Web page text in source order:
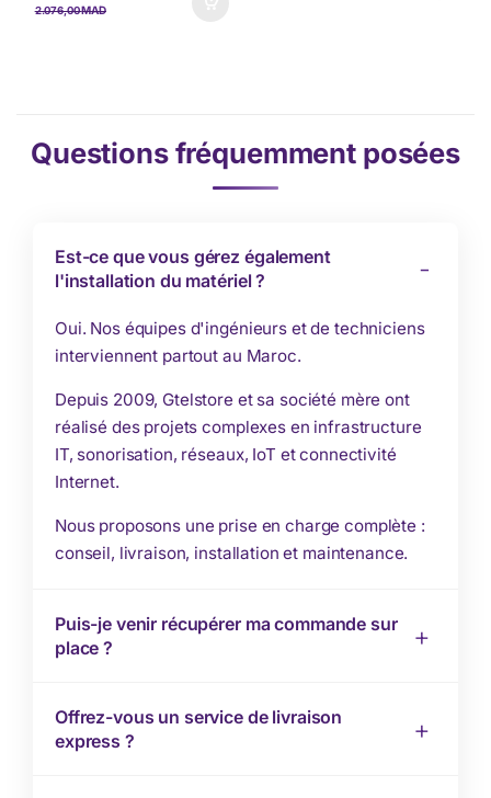
2.076,00MAD
Questions fréquemment posées
Est-ce que vous gérez également
l'installation du matériel ?
Oui. Nos équipes d'ingénieurs et de techniciens
interviennent partout au Maroc.
Depuis 2009, Gtelstore et sa société mère ont
réalisé des projets complexes en infrastructure
IT, sonorisation, réseaux, IoT et connectivité
Internet.
Nous proposons une prise en charge complète :
conseil, livraison, installation et maintenance.
Puis-je venir récupérer ma commande sur
place ?
Offrez-vous un service de livraison
express ?